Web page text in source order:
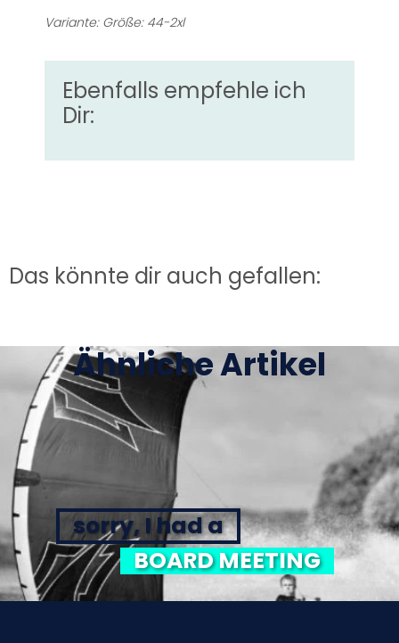
Variante: Größe: 44-2xl
Ebenfalls empfehle ich
Dir:
Das könnte dir auch gefallen:
Ähnliche Artikel
sorry, I had a
BOARD MEETING